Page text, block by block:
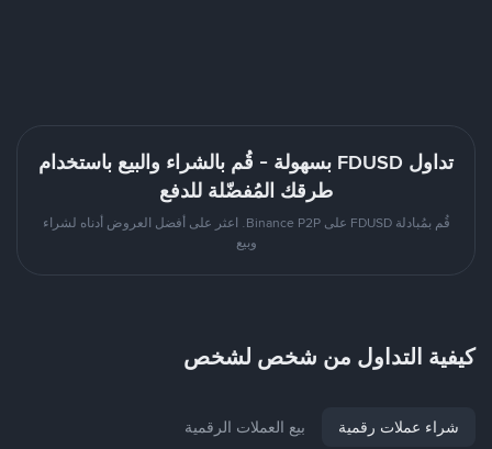
تداول FDUSD بسهولة - قُم بالشراء والبيع باستخدام
طرقك المُفضّلة للدفع
قُم بمُبادلة FDUSD على Binance P2P. اعثر على أفضل العروض أدناه لشراء
وبيع
كيفية التداول من شخص لشخص
شراء عملات رقمية بيع العملات الرقمية